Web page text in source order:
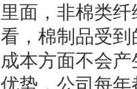
里面，非棉类
看，棉制品受
成本方面不会
优势，公司每